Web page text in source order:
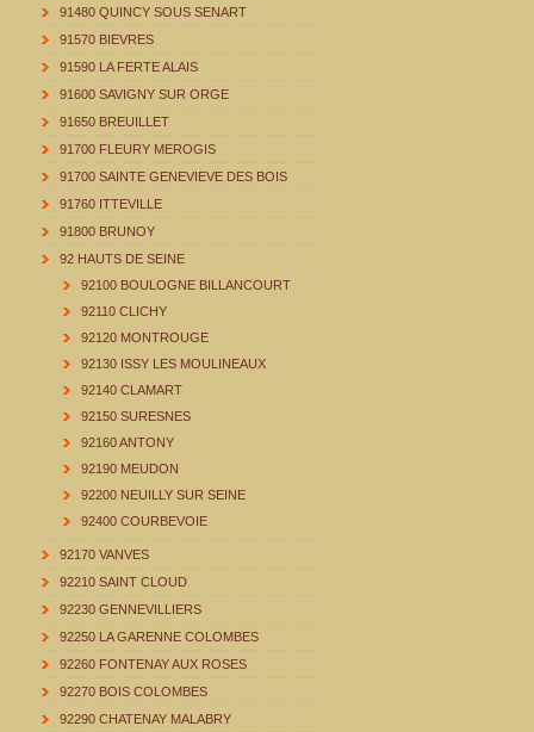
91480 QUINCY SOUS SENART
91570 BIEVRES
91590 LA FERTE ALAIS
91600 SAVIGNY SUR ORGE
91650 BREUILLET
91700 FLEURY MEROGIS
91700 SAINTE GENEVIEVE DES BOIS
91760 ITTEVILLE
91800 BRUNOY
92 HAUTS DE SEINE
92100 BOULOGNE BILLANCOURT
92110 CLICHY
92120 MONTROUGE
92130 ISSY LES MOULINEAUX
92140 CLAMART
92150 SURESNES
92160 ANTONY
92190 MEUDON
92200 NEUILLY SUR SEINE
92400 COURBEVOIE
92170 VANVES
92210 SAINT CLOUD
92230 GENNEVILLIERS
92250 LA GARENNE COLOMBES
92260 FONTENAY AUX ROSES
92270 BOIS COLOMBES
92290 CHATENAY MALABRY